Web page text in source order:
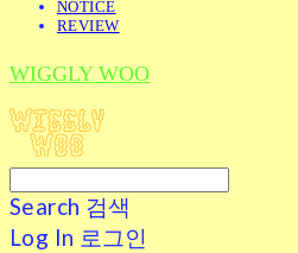
NOTICE
REVIEW
WIGGLY WOO
Search 검색
Log In 로그인